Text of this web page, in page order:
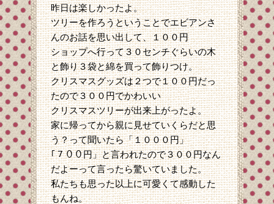
昨日は楽しかったよ。
ツリーを作ろうということでエビアンさ
んのお話を思い出して、１００円
ショップへ行って３０センチぐらいの木
と飾り３袋と綿を買って飾りつけ。
クリスマスグッズは２つで１００円だっ
たので３００円でかわいい
クリスマスツリーが出来上がったよ。
家に帰ってから親に見せていくらだと思
う？って聞いたら「１０００円」
｢７００円」と言われたので３００円なん
だよーって言ったら驚いていました。
私たちも思った以上に可愛くて感動した
もんね。